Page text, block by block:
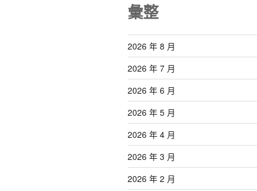
彙整
2026 年 8 月
2026 年 7 月
2026 年 6 月
2026 年 5 月
2026 年 4 月
2026 年 3 月
2026 年 2 月